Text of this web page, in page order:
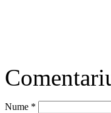
Nume *